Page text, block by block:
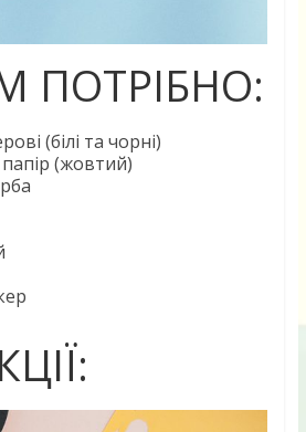
ПОТРІБНО:
(білі та чорні)
(жовтий)